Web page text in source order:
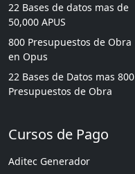
22 Bases de datos mas de
50,000 APUS
800 Presupuestos de Obra
en Opus
22 Bases de Datos mas 800
Presupuestos de Obra
Cursos de Pago
Aditec Generador